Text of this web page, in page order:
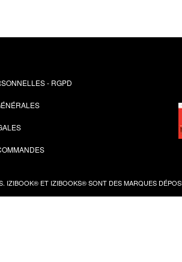
- RGPD
IZIBOOK® ET IZIBOOKS®SONT DES MARQUES